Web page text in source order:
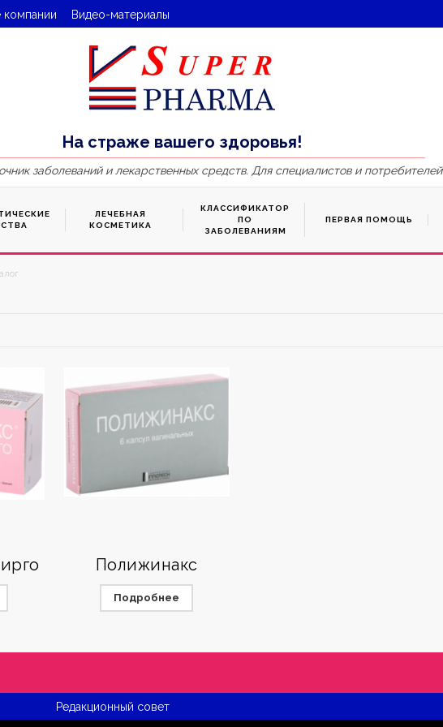
компании Видео-материалы
На страже вашего здоровья!
заболеваний и лекарственных средств. Для специалистов и потребителей
ЛЕЧЕБНАЯ
КОСМЕТИКА
КЛАССИФИКАТОР
ПО
ЗАБОЛЕВАНИЯМ
ПЕРВАЯ ПОМОЩЬ
Полижинакс
Подробнее
Редакционный совет